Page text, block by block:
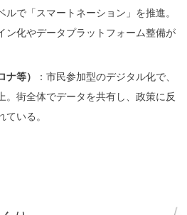
ルで「スマートネーション」を推進。
ン化やデータプラットフォーム整備が
等）
：市民参加型のデジタル化で、
。街全体でデータを共有し、政策に反
いる。